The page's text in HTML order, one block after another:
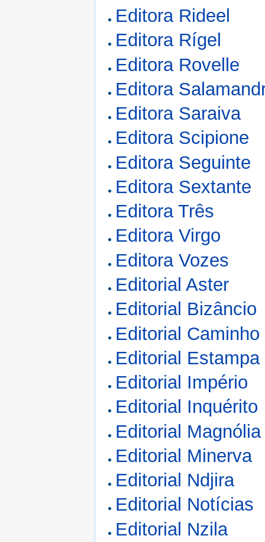
Editora Rideel
Editora Rígel
Editora Rovelle
Editora
Editora Saraiva
Editora Scipione
Editora Seguinte
Editora Sextante
Editora Três
Editora Virgo
Editora Vozes
Editorial Aster
Editorial Bizâncio
Editorial Caminho
Editorial Estampa
Editorial Império
Editorial Inquérito
Editorial Magnólia
Editorial Minerva
Editorial Ndjira
Editorial Notícias
Editorial Nzila